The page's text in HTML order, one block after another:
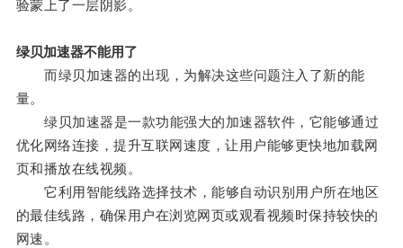
验蒙上了一层阴影。
绿贝加速器不能用了
而绿贝加速器的出现，为解决这些问题注入了新的能
量。
绿贝加速器是一款功能强大的加速器软件，它能够通过
优化网络连接，提升互联网速度，让用户能够更快地加载网
页和播放在线视频。
它利用智能线路选择技术，能够自动识别用户所在地区
的最佳线路，确保用户在浏览网页或观看视频时保持较快的
网速。